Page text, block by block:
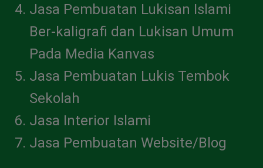
Jasa Pembuatan Lukisan Islami
Ber-kaligrafi dan Lukisan Umum
Pada Media Kanvas
Jasa Pembuatan Lukis Tembok
Sekolah
Jasa Interior Islami
Jasa Pembuatan Website/Blog